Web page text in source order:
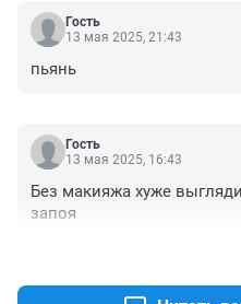
Гость
13 мая 2025, 21:43
пьянь
Гость
13 мая 2025, 16:43
Без макияжа хуже
запоя